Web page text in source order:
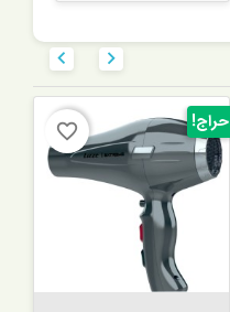

favorite_border حراج!
